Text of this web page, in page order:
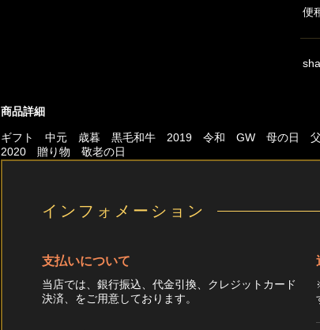
便
商品詳細
ギフト 中元 歳暮 黒毛和牛 2019 令和 GW 母の
2020 贈り物 敬老の日
インフォメーション
支払いについて
当店では、銀行振込、代金引換、クレジットカード
決済、をご用意しております。